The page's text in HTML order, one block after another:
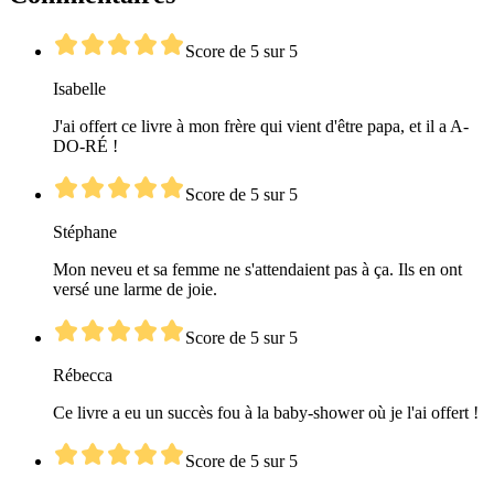
Score de 5 sur 5
Isabelle
J'ai offert ce livre à mon frère qui vient d'être papa, et il a A-
DO-RÉ !
Score de 5 sur 5
Stéphane
Mon neveu et sa femme ne s'attendaient pas à ça. Ils en ont
versé une larme de joie.
Score de 5 sur 5
Rébecca
Ce livre a eu un succès fou à la baby-shower où je l'ai offert !
Score de 5 sur 5